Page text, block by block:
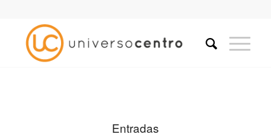
Entradas